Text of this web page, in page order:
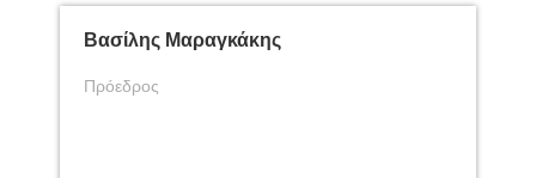
Βασίλης Μαραγκάκης
Πρόεδρος